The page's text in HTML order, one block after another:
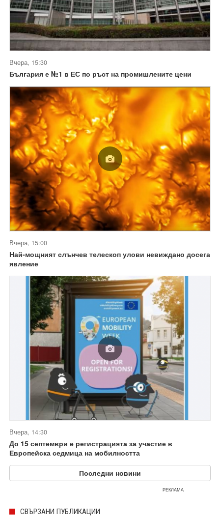
Вчера, 15:30
България е №1 в ЕС по ръст на промишлените цени
Вчера, 15:00
Най-мощният слънчев телескоп улови невиждано досега
явление
Вчера, 14:30
До 15 септември е регистрацията за участие в
Европейска седмица на мобилността
Последни новини
РЕКЛАМА
СВЪРЗАНИ ПУБЛИКАЦИИ